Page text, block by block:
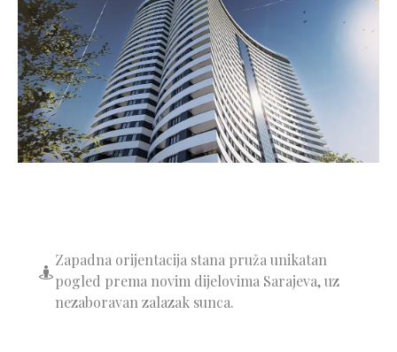
Zapadna orijentacija stana pruža unikatan
pogled prema novim dijelovima Sarajeva, uz
nezaboravan zalazak sunca.